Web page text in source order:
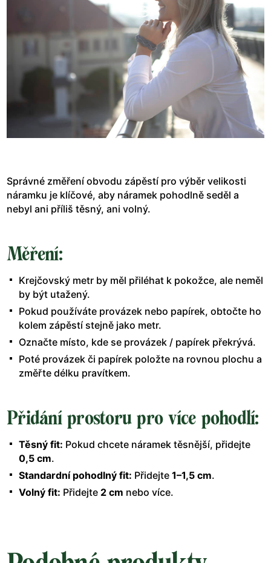
Správné změření obvodu zápěstí pro výběr velikosti
náramku je klíčové, aby náramek pohodlně seděl a
nebyl ani příliš těsný, ani volný.
Měření:
Krejčovský metr by měl přiléhat k pokožce, ale neměl
by být utažený.
Pokud používáte provázek nebo papírek, obtočte ho
kolem zápěstí stejně jako metr.
Označte místo, kde se provázek / papírek překrývá.
Poté provázek či papírek položte na rovnou plochu a
změřte délku pravítkem.
Přidání prostoru pro více pohodlí:
Těsný fit: Pokud chcete náramek těsnější, přidejte
0,5 cm.
Standardní pohodlný fit: Přidejte 1–1,5 cm.
Volný fit: Přidejte 2 cm nebo více.